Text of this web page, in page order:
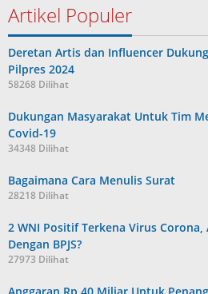
Artikel Populer
Deretan Artis dan Influencer
Pilpres 2024
58268 Dilihat
Dukungan Masyarakat Untuk Tim
Covid-19
34348 Dilihat
Bagaimana Cara Menulis Surat
28218 Dilihat
2 WNI Positif Terkena Virus Corona,
Dengan BPJS?
27973 Dilihat